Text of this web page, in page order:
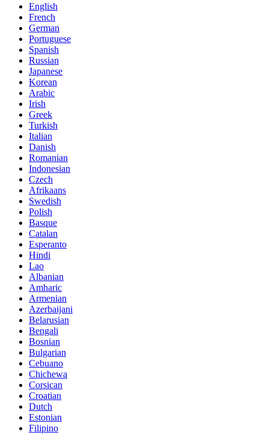
English
French
German
Portuguese
Spanish
Russian
Japanese
Korean
Arabic
Irish
Greek
Turkish
Italian
Danish
Romanian
Indonesian
Czech
Afrikaans
Swedish
Polish
Basque
Catalan
Esperanto
Hindi
Lao
Albanian
Amharic
Armenian
Azerbaijani
Belarusian
Bengali
Bosnian
Bulgarian
Cebuano
Chichewa
Corsican
Croatian
Dutch
Estonian
Filipino